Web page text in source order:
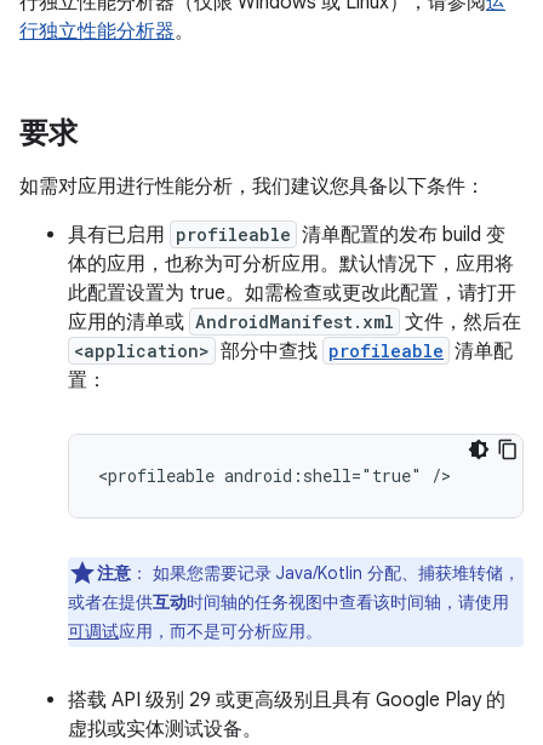
行独立性能分析器。
要求
如需对应用进行性能分析，我们建议您具备以下条件：
具有已启用 profileable 清单配置的发布 build 变
体的应用，也称为可分析应用。默认情况下，应用将
此配置设置为 true。如需检查或更改此配置，请打开
应用的清单或 AndroidManifest.xml 文件，然后在
<application> 部分中查找 profileable 清单配
置：
注意 ： 如果您需要记录 Java/Kotlin 分配、捕获堆转储，
或者在提供互动时间轴的任务视图中查看该时间轴，请使用
可调试应用，而不是可分析应用。
搭载 API 级别 29 或更高级别且具有 Google Play 的
虚拟或实体测试设备。